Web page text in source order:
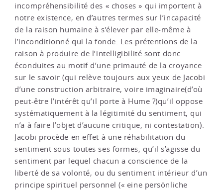
incompréhensibilité des « choses » qui importent à
notre existence, en d’autres termes sur l’incapacité
de la raison humaine à s’élever par elle-même à
l’inconditionné qui la fonde. Les prétentions de la
raison à produire de l’intelligibilité sont donc
éconduites au motif d’une primauté de la croyance
sur le savoir (qui relève toujours aux yeux de Jacobi
d’une construction arbitraire, voire imaginaire(d’où
peut-être l’intérêt qu’il porte à Hume ?)qu’il oppose
systématiquement à la légitimité du sentiment, qui
n’a à faire l’objet d’aucune critique, ni contestation).
Jacobi procède en effet à une réhabilitation du
sentiment sous toutes ses formes, qu’il s’agisse du
sentiment par lequel chacun a conscience de la
liberté de sa volonté, ou du sentiment intérieur d’un
principe spirituel personnel (« eine persönliche